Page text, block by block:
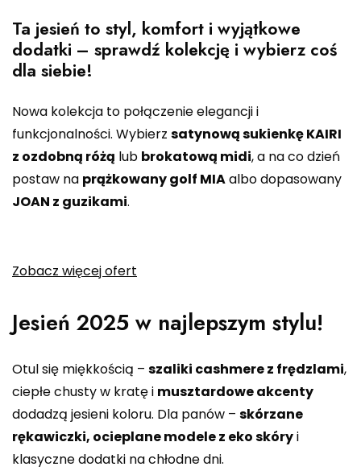
Ta jesień to styl, komfort i wyjątkowe
dodatki – sprawdź kolekcję i wybierz coś
dla siebie!
Nowa kolekcja to połączenie elegancji i
funkcjonalności. Wybierz satynową sukienkę KAIRI
z ozdobną różą lub brokatową midi, a na co dzień
postaw na prążkowany golf MIAalbo dopasowany
JOAN z guzikami.
Zobacz więcej ofert
Jesień 2025 w najlepszym stylu!
Otul się miękkością – szaliki cashmere z frędzlami,
ciepłe chusty w kratę i musztardowe akcenty
dodadzą jesieni koloru. Dla panów – skórzane
rękawiczki, ocieplane modele z eko skóryi
klasyczne dodatki na chłodne dni.